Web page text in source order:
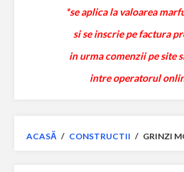
*se aplica la valoarea
si se inscrie pe factura
in urma comenzii pe site
intre operatorul
ACASĂ / CONSTRUCTII / GRINZI